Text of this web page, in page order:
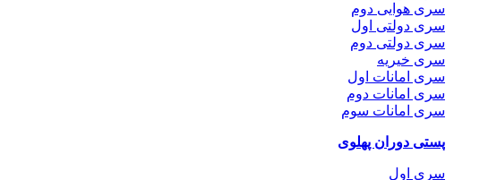
سری هوایی دوم
سری دولتی اول
سری دولتی دوم
سری خیریه
سری امانات اول
سری امانات دوم
سری امانات سوم
پستی دوران پهلوی
سری اول